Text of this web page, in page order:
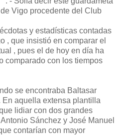
Vigo procedente del Club
y estadísticas contadas
, que insistió en comparar el
, pues el de hoy en día ha
comparado con los tiempos
se encontraba Baltasar
aquella extensa plantilla
lidiar con dos grandes
Sánchez y José Manuel
contarían con mayor